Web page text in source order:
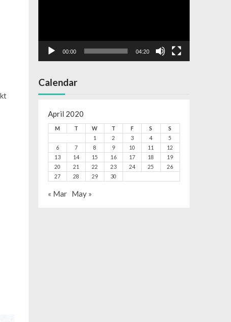
00:00 04:20
Calendar
April 2020
M T W T F S
S
1
2 3 4
5
6
7 8 9 10 11
12
13
14 15 16 17 18
19
20
21 22 23 24 25
26
27
28 29 30
« Mar May »